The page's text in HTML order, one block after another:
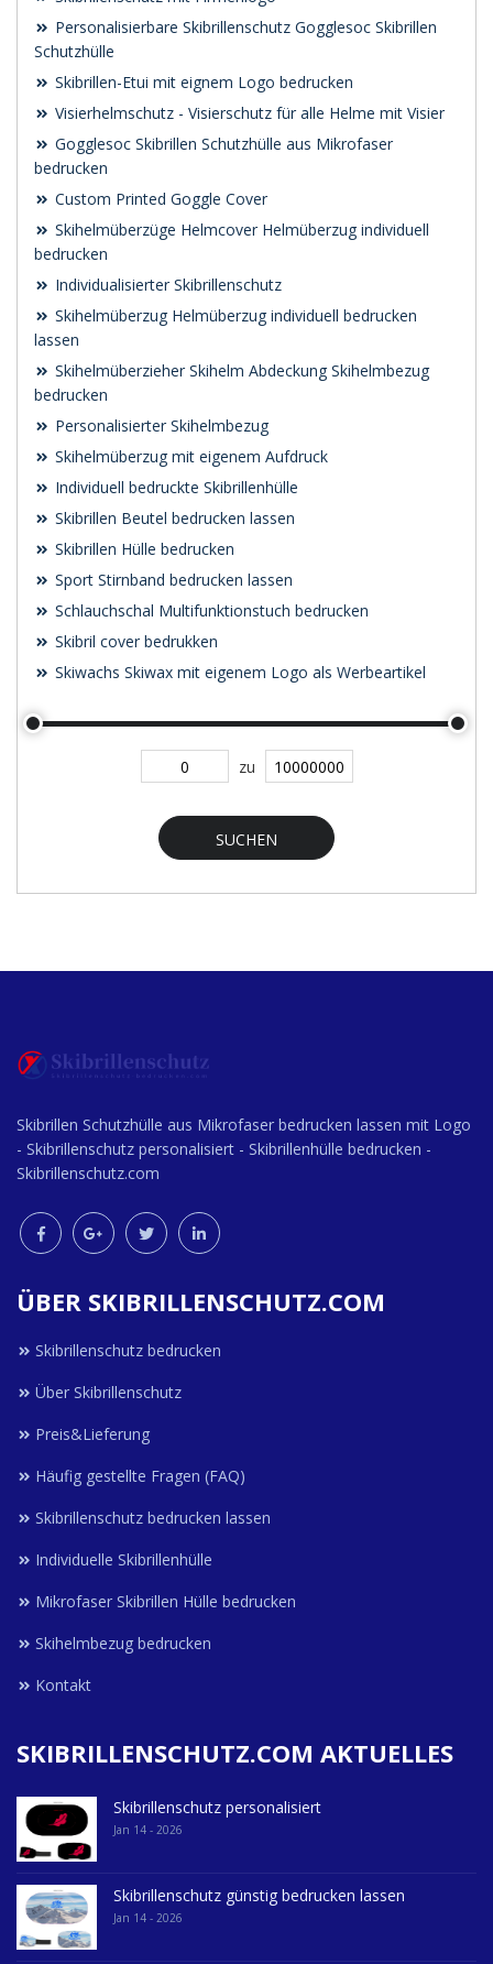
Personalisierbare Skibrillenschutz Gogglesoc Skibrillen
Schutzhülle
Skibrillen-Etui mit eignem Logo bedrucken
Visierhelmschutz - Visierschutz für alle Helme mit Visier
Gogglesoc Skibrillen Schutzhülle aus Mikrofaser
bedrucken
Custom Printed Goggle Cover
Skihelmüberzüge Helmcover Helmüberzug individuell
bedrucken
Individualisierter Skibrillenschutz
Skihelmüberzug Helmüberzug individuell bedrucken
lassen
Skihelmüberzieher Skihelm Abdeckung Skihelmbezug
bedrucken
Personalisierter Skihelmbezug
Skihelmüberzug mit eigenem Aufdruck
Individuell bedruckte Skibrillenhülle
Skibrillen Beutel bedrucken lassen
Skibrillen Hülle bedrucken
Sport Stirnband bedrucken lassen
Schlauchschal Multifunktionstuch bedrucken
Skibril cover bedrukken
Skiwachs Skiwax mit eigenem Logo als Werbeartikel
zu
SUCHEN
Skibrillen Schutzhülle aus Mikrofaser bedrucken lassen mit Logo
- Skibrillenschutz personalisiert - Skibrillenhülle bedrucken -
Skibrillenschutz.com
ÜBER SKIBRILLENSCHUTZ.COM
Skibrillenschutz bedrucken
Über Skibrillenschutz
Preis&Lieferung
Häufig gestellte Fragen (FAQ)
Skibrillenschutz bedrucken lassen
Individuelle Skibrillenhülle
Mikrofaser Skibrillen Hülle bedrucken
Skihelmbezug bedrucken
Kontakt
SKIBRILLENSCHUTZ.COM AKTUELLES
Skibrillenschutz personalisiert
Jan 14 - 2026
Skibrillenschutz günstig bedrucken lassen
Jan 14 - 2026